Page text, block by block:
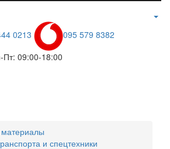
0213
095 579 8382
Пт: 09:00-18:00
и спецтехники